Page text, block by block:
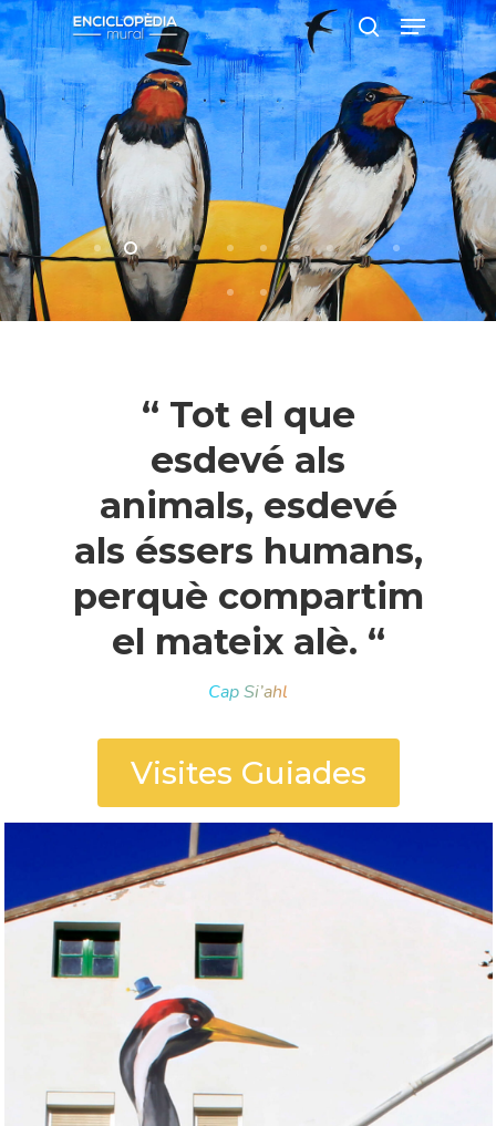
Pressiona intró per a cercar o ESC per
a tancar
“ Tot el que
esdevé als
animals, esdevé
als éssers humans,
perquè compartim
el mateix alè. “
Cap Si’ahl
Visites Guiades